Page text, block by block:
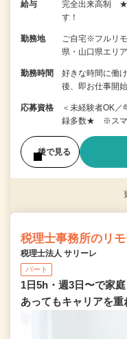
給与
完全出来高制 ★
す！
勤務地
ご自宅※フルリ
県・山口県エリ
勤務時間
好きな時間に働
後、即お仕事開
応募資格
＜未経験者OK
録多数★ ※スマ
後で見る
税理士事務所のリ
税理士法人 サリーレ
パート
1日5h・週3日〜で家
あってもキャリアを重